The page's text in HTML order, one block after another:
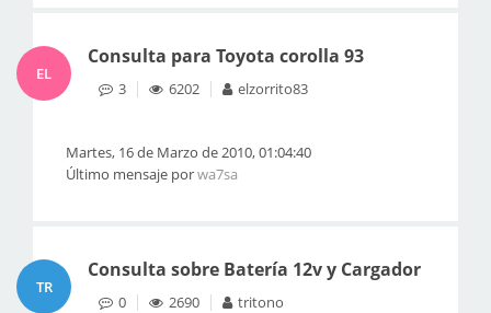
EL
Consulta para Toyota corolla 93
3 6202 elzorrito83
Martes, 16 de Marzo de 2010, 01:04:40
Último mensaje porwa7sa
TR
Consulta sobre Batería 12v y Cargador
0 2690 tritono